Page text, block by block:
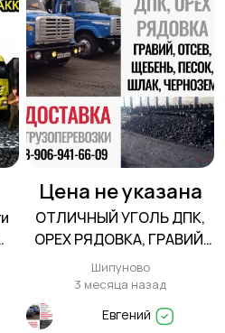
Другое
Цена не указана
ОТЛИЧНЫЙ УГОЛЬ ДПК,
ОРЕХ РЯДОВКА, ГРАВИЙ,
ОТСЕВ, ЩЕБЕНЬ, ПЕСОК,
ШЛАК, ЧЕРНОЗЕМ В
ШИПУНОВО
Шипуново
3 месяца назад
Евгений